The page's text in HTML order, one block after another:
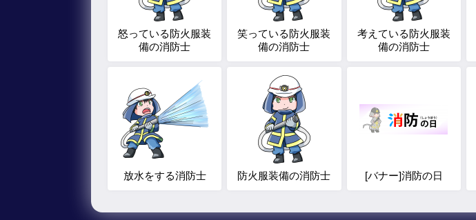
怒っている防火服装
備の消防士
笑っている防火服装
備の消防士
考えている防火服装
備の消防士
放水をする消防士 防火服装備の消防士 [バナー]消防の日